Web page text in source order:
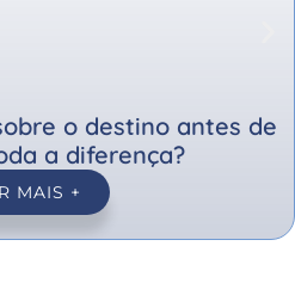
o destino antes de
a diferença?
MAIS +